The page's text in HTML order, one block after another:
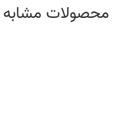
محصولات مشابه